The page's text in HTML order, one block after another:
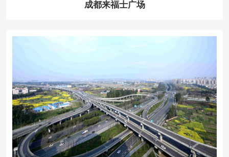
成都来福士广场